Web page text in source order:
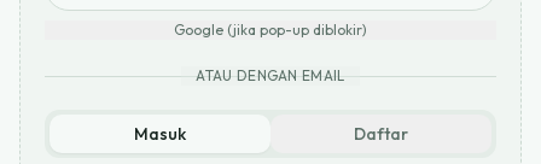
Google (jika pop-up diblokir)
ATAU DENGAN EMAIL
Masuk Daftar